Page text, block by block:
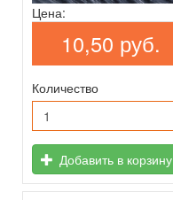
Цена:
10,50 руб.
Количество
Добавить в корзину